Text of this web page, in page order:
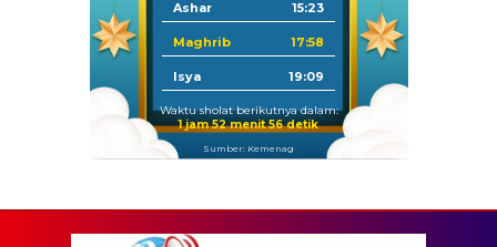
Ashar 15:23
Maghrib 17:58
Isya 19:09
Waktu sholat berikutnya dalam:
1 jam 52 menit 54 detik
Sumber: Kemenag